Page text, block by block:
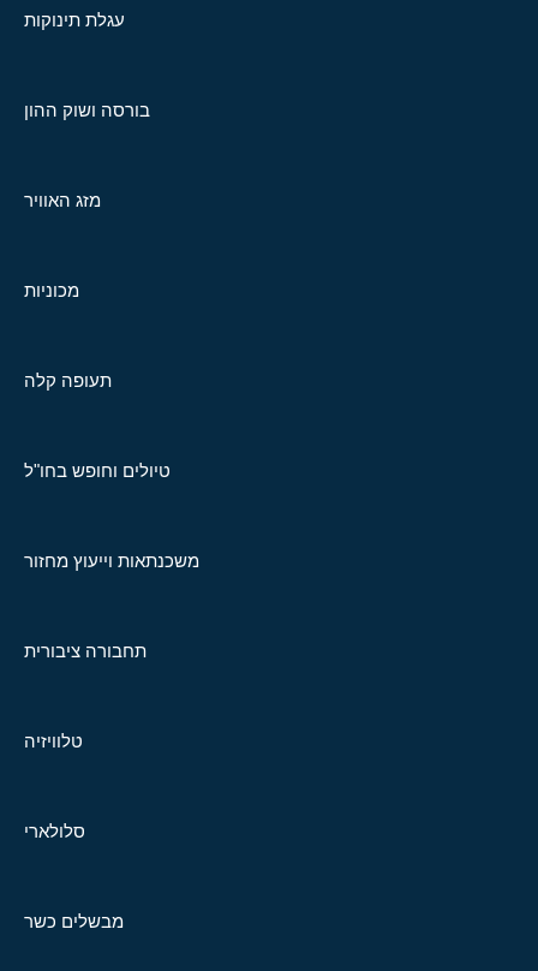
עגלת תינוקות
בורסה ושוק ההון
מזג האוויר
מכוניות
תעופה קלה
טיולים וחופש בחו"ל
משכנתאות וייעוץ מחזור
תחבורה ציבורית
טלוויזיה
סלולארי
מבשלים כשר